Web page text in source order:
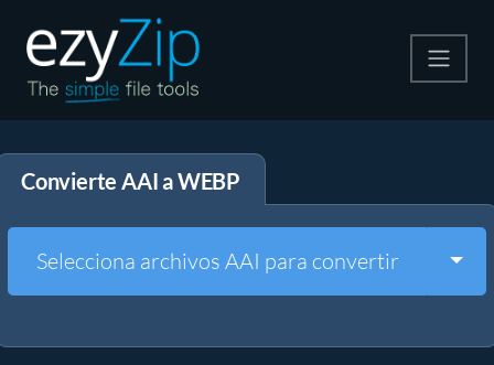
Descomprime
Otras herramientas
Convierte AAI a WEBP
Selecciona archivos AAI para convertir